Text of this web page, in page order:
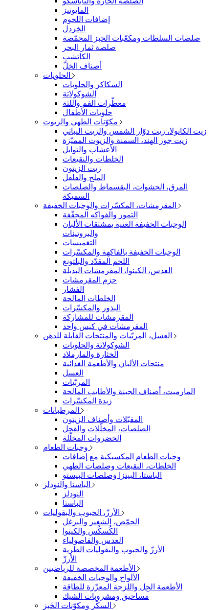
المايونيز
إضافات اللحوم
الخردل
صلصات السلطات ومكعّبات الخبز المحمّصة
صلصة ثمار البحر
الكاتشب
أصناف الخلّ
السكاكر والحلويات
الشوكولاتة
معطّرات الفم واللثة
حلويات الأطفال
زيت الكانولا، زيت دوّار الشمس والزيت النباتي
زيت جوز الهند، السمنة والزيوت المميّزة
الأعشاب والتوابل
الخلطات والنقيعات
زيت الزيتون
الملح والفلفل
المرق، الحشوات، البقسماط والصلصات
السميكة
التمور والفواكه المجفّفة
الوجبات الخفيفة الغنية بمشتقات الألبان
والبروتينات
التغميسات
الوجبات الخفيفة بالفاكهة والمكسّرات
اللحم المقدّد والبلتونغ
العدس، الكينوا، المقرمشات البديلة
حزم المقرمشات
الفشار
الخلطات المالحة
البذور والمكسّرات
المقرمشات للمشاركة
المقرمشات في كيس واحد
الشوكولاتة والحلويات
الخثارة والمارملاد
منتجات الألبان والأطعمة الغذائية
العسل
المربّيات
المارميت، أصناف الجبنة والأطايب المالحة
زبدة المكسّرات
المقبّلات وأصناف الزيتون
الصلصات، المخلّلات والفجل
الخضروات المخلّلة
وجبات الطعام المكسيكية مع إضافات
الخلطات، النقيعات وصلصات الطهي
الباستا، البيتزا وصلصات البيستو
النودلز
الباستا
الحمّص، الشعير والبرغل
الكُسكُس والكينوا
العدس والفاصولياء
الأرزّ والحبوب والبقوليات الطرية
الأرزّ
الألواح والوجبات الخفيفة
الأطعمة الجِل واللزجة المعزّزة للطاقة
مساحيق ومشروبات الشيك